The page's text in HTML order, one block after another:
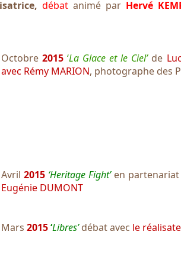
débat animé par Hervé
Octobre 2015 ‘La Glace et le Ciel’ de
avec Rémy MARION, photographe des
Avril 2015 ‘Heritage Fight’en partenariat
Eugénie DUMONT
Mars 2015‘Libres’débat avec le